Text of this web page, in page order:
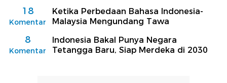
18
Komentar
Ketika Perbedaan Bahasa Indonesia-
Malaysia Mengundang Tawa
8
Komentar
Indonesia Bakal Punya Negara
Tetangga Baru, Siap Merdeka di 2030